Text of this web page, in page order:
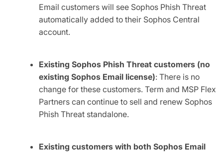
Email customers will see Sophos Phish Threat
automatically added to their Sophos Central
account.
Existing Sophos Phish Threat customers (no
existing Sophos Email license): There is no
change for these customers. Term and MSP Flex
Partners can continue to sell and renew Sophos
Phish Threat standalone.
Existing customers with both Sophos Email